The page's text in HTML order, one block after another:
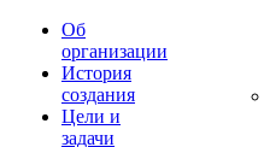
Об
организации
История
создания
Цели и
задачи